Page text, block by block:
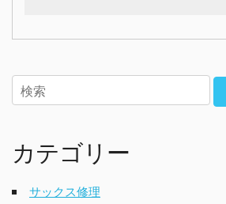
カテゴリー
サックス修理